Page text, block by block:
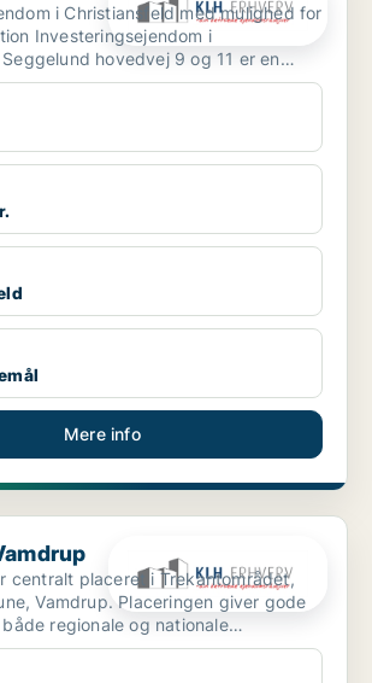
i Christiansfeld med mulighed for
i
hovedvej 9 og 11 er en
Mere info
centralt placeret i Trekantområdet,
Vamdrup. Placeringen giver gode
regionale og nationale